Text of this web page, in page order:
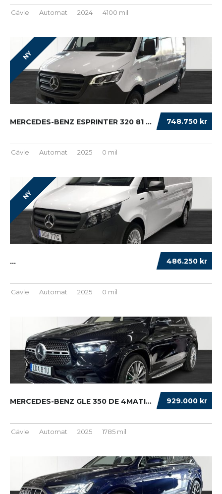
Gävle Automat 2024 4100 mil
NY
748.750 kr
MERCEDES-BENZ ESPRINTER 320 81 KWH ELBIL DRA...
Gävle Automat 2025 0 mil
NY
486.250 kr
...
Gävle Automat 2025 0 mil
929.000 kr
MERCEDES-BENZ GLE 350 DE 4MATIC AMG-LINE PRE...
Gävle Automat 2025 1785 mil